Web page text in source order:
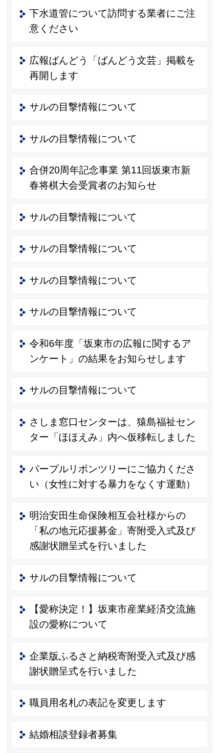
下水道管について訪問する業者にご注
意ください
広報ばんどう「ばんどう文芸」掲載を
再開します
サルの目撃情報について
サルの目撃情報について
合併20周年記念事業 第11回坂東市新
春将棋大会受賞者のお知らせ
サルの目撃情報について
サルの目撃情報について
サルの目撃情報について
サルの目撃情報について
令和6年度「坂東市の広報に関するア
ンケート」の結果をお知らせします
サルの目撃情報について
さしま窓口センターは、猿島福祉セン
ター「ほほえみ」内へ仮移転しました
パープルリボンツリーにご協力くださ
い（女性に対する暴力をなくす運動）
明治安田生命保険相互会社様からの
「私の地元応援募金」寄附受入式及び
感謝状贈呈式を行いました
サルの目撃情報について
【愛称決定！】坂東市産業経済交流施
設の愛称について
企業版ふるさと納税寄附受入式及び感
謝状贈呈式を行いました
職員用名札の表記を変更します
結婚相談登録者募集